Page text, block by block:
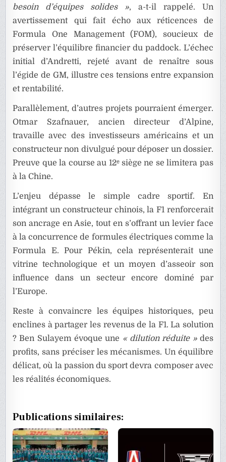
besoin d’équipes solides », a-t-il rappelé. Un
avertissement qui fait écho aux réticences de
Formula One Management (FOM), soucieux de
préserver l’équilibre financier du paddock. L’échec
initial d’Andretti, rejeté avant de renaître sous
l’égide de GM, illustre ces tensions entre expansion
et rentabilité.
Parallèlement, d’autres projets pourraient émerger.
Otmar Szafnauer, ancien directeur d’Alpine,
travaille avec des investisseurs américains et un
constructeur non divulgué pour déposer un dossier.
Preuve que la course au 12ᵉ siège ne se limitera pas
à la Chine.
L’enjeu dépasse le simple cadre sportif. En
intégrant un constructeur chinois, la F1 renforcerait
son ancrage en Asie, tout en s’offrant un levier face
à la concurrence de formules électriques comme la
Formula E. Pour Pékin, cela représenterait une
vitrine technologique et un moyen d’asseoir son
influence dans un secteur encore dominé par
l’Europe.
Reste à convaincre les équipes historiques, peu
enclines à partager les revenus de la F1. La solution
? Ben Sulayem évoque une « dilution réduite »des
profits, sans préciser les mécanismes. Un équilibre
délicat, où la passion du sport devra composer avec
les réalités économiques.
Publications similaires: